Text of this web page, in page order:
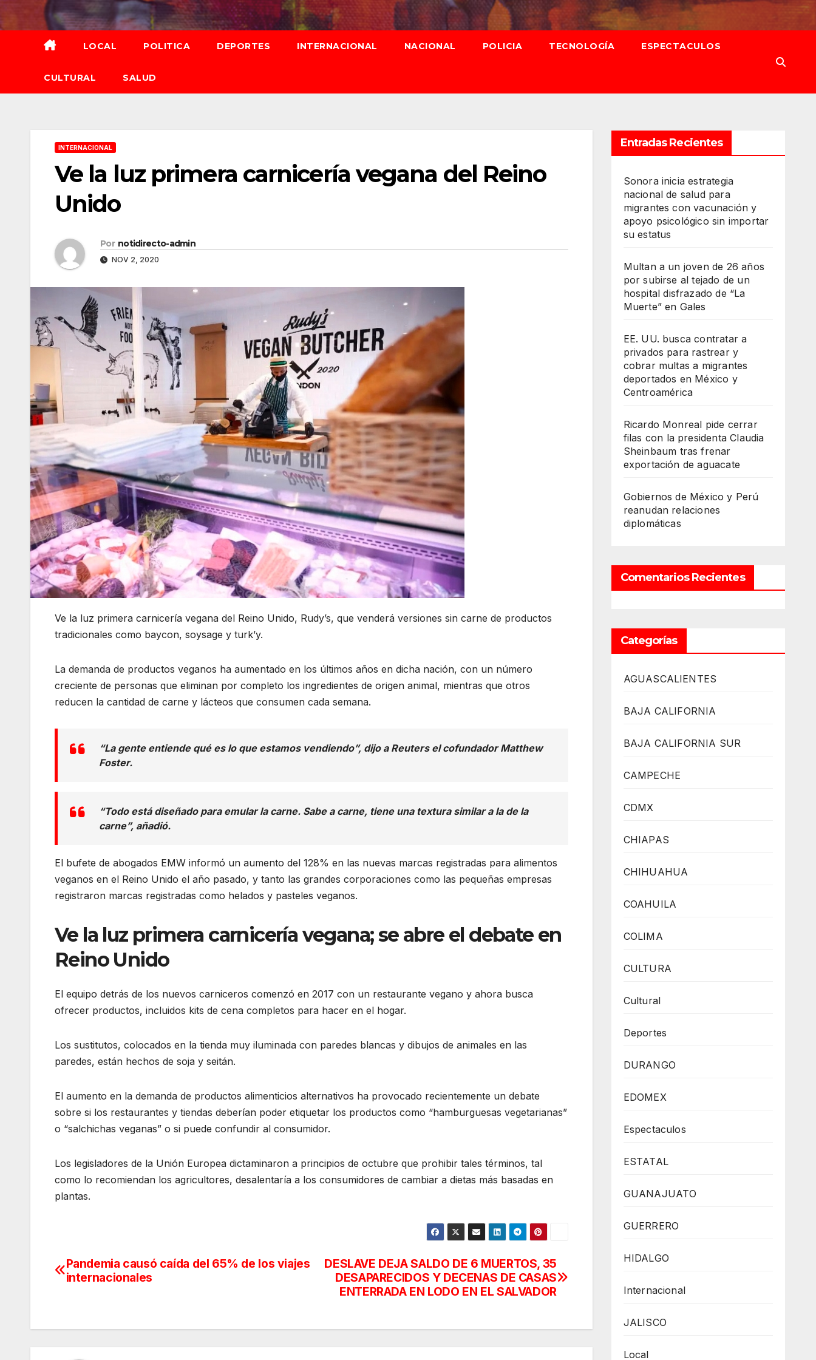
al
contenido
LOCAL POLITICA DEPORTES INTERNACIONAL NACIONAL POLICIA TECNOLOGÍA ESPECTACULOS
CULTURAL SALUD
INTERNACIONAL
Ve la luz primera carnicería vegana del Reino
Unido
Por notidirecto-admin
NOV 2, 2020
Ve la luz primera carnicería vegana del Reino Unido, Rudy’s, que venderá versiones sin carne de productos
tradicionales como baycon, soysage y turk’y.
La demanda de productos veganos ha aumentado en los últimos años en dicha nación, con un número
creciente de personas que eliminan por completo los ingredientes de origen animal, mientras que otros
reducen la cantidad de carne y lácteos que consumen cada semana.
“La gente entiende qué es lo que estamos vendiendo”, dijo a Reuters el cofundador Matthew
Foster.
“Todo está diseñado para emular la carne. Sabe a carne, tiene una textura similar a la de la
carne”, añadió.
El bufete de abogados EMW informó un aumento del 128% en las nuevas marcas registradas para alimentos
veganos en el Reino Unido el año pasado, y tanto las grandes corporaciones como las pequeñas empresas
registraron marcas registradas como helados y pasteles veganos.
Ve la luz primera carnicería vegana; se abre el debate en
Reino Unido
El equipo detrás de los nuevos carniceros comenzó en 2017 con un restaurante vegano y ahora busca
ofrecer productos, incluidos kits de cena completos para hacer en el hogar.
Los sustitutos, colocados en la tienda muy iluminada con paredes blancas y dibujos de animales en las
paredes, están hechos de soja y seitán.
El aumento en la demanda de productos alimenticios alternativos ha provocado recientemente un debate
sobre si los restaurantes y tiendas deberían poder etiquetar los productos como “hamburguesas vegetarianas”
o “salchichas veganas” o si puede confundir al consumidor.
Los legisladores de la Unión Europea dictaminaron a principios de octubre que prohibir tales términos, tal
como lo recomiendan los agricultores, desalentaría a los consumidores de cambiar a dietas más basadas en
plantas.
Navegación
DESLAVE DEJA SALDO DE 6 MUERTOS, 35
DESAPARECIDOS Y DECENAS DE CASAS
ENTERRADA EN LODO EN EL SALVADOR
Pandemia causó caída del 65% de los viajes
internacionales
Entradas Recientes
Sonora inicia estrategia
nacional de salud para
migrantes con vacunación y
apoyo psicológico sin importar
su estatus
Multan a un joven de 26 años
por subirse al tejado de un
hospital disfrazado de “La
Muerte” en Gales
EE. UU. busca contratar a
privados para rastrear y
cobrar multas a migrantes
deportados en México y
Centroamérica
Ricardo Monreal pide cerrar
filas con la presidenta Claudia
Sheinbaum tras frenar
exportación de aguacate
Gobiernos de México y Perú
reanudan relaciones
diplomáticas
Comentarios Recientes
Categorías
AGUASCALIENTES
BAJA CALIFORNIA
BAJA CALIFORNIA SUR
CAMPECHE
CDMX
CHIAPAS
CHIHUAHUA
COAHUILA
COLIMA
CULTURA
Cultural
Deportes
DURANGO
EDOMEX
Espectaculos
ESTATAL
GUANAJUATO
GUERRERO
HIDALGO
Internacional
JALISCO
Local